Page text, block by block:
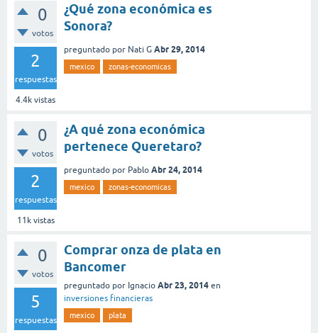
0
votos
2
respuestas
4.4k vistas
¿Qué zona económica es
Sonora?
preguntado por Nati G Abr 29, 2014
mexico zonas-economicas
0
votos
2
respuestas
11kvistas
¿A qué zona económica
pertenece Queretaro?
preguntado por Pablo Abr 24, 2014
mexico zonas-economicas
0
votos
5
respuestas
Comprar onza de plata en
Bancomer
preguntado por Ignacio Abr 23, 2014 en
inversiones financieras
mexico plata